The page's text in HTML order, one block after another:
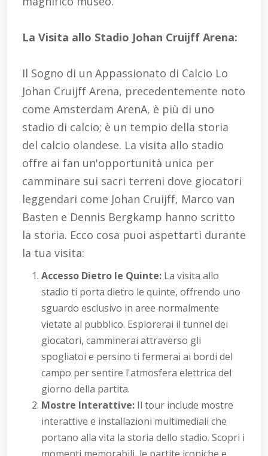
La Visita allo Stadio Johan Cruijff Arena:
Il Sogno di un Appassionato di Calcio Lo
Johan Cruijff Arena, precedentemente noto
come Amsterdam ArenA, è più di uno
stadio di calcio; è un tempio della storia
del calcio olandese. La visita allo stadio
offre ai fan un'opportunità unica per
camminare sui sacri terreni dove giocatori
leggendari come Johan Cruijff, Marco van
Basten e Dennis Bergkamp hanno scritto
la storia. Ecco cosa puoi aspettarti durante
la tua visita:
Accesso Dietro le Quinte: La visita allo
stadio ti porta dietro le quinte, offrendo uno
sguardo esclusivo in aree normalmente
vietate al pubblico. Esplorerai il tunnel dei
giocatori, camminerai attraverso gli
spogliatoi e persino ti fermerai ai bordi del
campo per sentire l'atmosfera elettrica del
giorno della partita.
Mostre Interattive: Il tour include mostre
interattive e installazioni multimediali che
portano alla vita la storia dello stadio. Scopri i